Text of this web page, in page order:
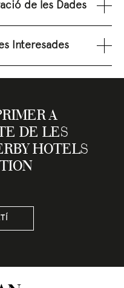
de les Dades
Interesades
A
DE LES
HOTELS